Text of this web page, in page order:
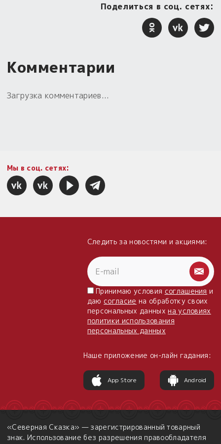
Поделиться в соц. сетях:
Комментарии
Загрузка комментариев...
Мы в соц. сетях:
Следить за новостями и акциями:
Принимаю условия соглашения и
даю согласие на обработку своих
персональных данныхна условиях
политики использования
персональных данных
Наше приложение он-лайн гадания:
App Store Android
«Северная Сказка» — зарегистрированный товарный
знак. Использование без разрешения правообладателя